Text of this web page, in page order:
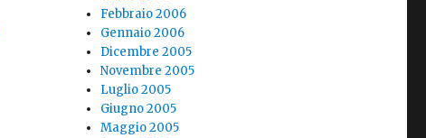
Febbraio 2006
Gennaio 2006
Dicembre 2005
Novembre 2005
Luglio 2005
Giugno 2005
Maggio 2005